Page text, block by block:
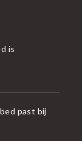
is
past bij